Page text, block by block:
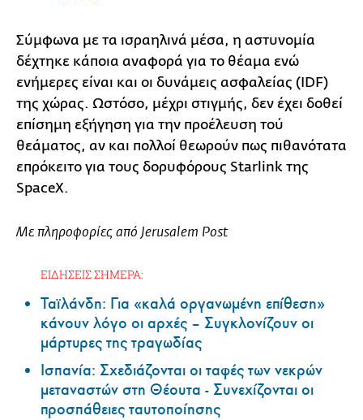
Σύμφωνα με τα ισραηλινά μέσα, η αστυνομία
δέχτηκε κάποια αναφορά για το θέαμα ενώ
ενήμερες είναι και οι δυνάμεις ασφαλείας (IDF)
της χώρας. Ωστόσο, μέχρι στιγμής, δεν έχει δοθεί
επίσημη εξήγηση για την προέλευση τού
θεάματος, αν και πολλοί θεωρούν πως πιθανότατα
επρόκειτο για τους δορυφόρους Starlink της
SpaceX.
Με πληροφορίες από Jerusalem Post
ΕΙΔΗΣΕΙΣ ΣΗΜΕΡΑ:
Ταϊλάνδη: Για «καλά οργανωμένη επίθεση»
κάνουν λόγο οι αρχές – Συγκλονίζουν οι
μάρτυρες της τραγωδίας
Ισπανία: Σχεδιάζονται οι ταφές των νεκρών
μεταναστών στη Θέουτα - Συνεχίζονται οι
προσπάθειες ταυτοποίησης